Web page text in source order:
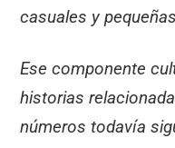
casuales y
Ese componente
historias
números todavía